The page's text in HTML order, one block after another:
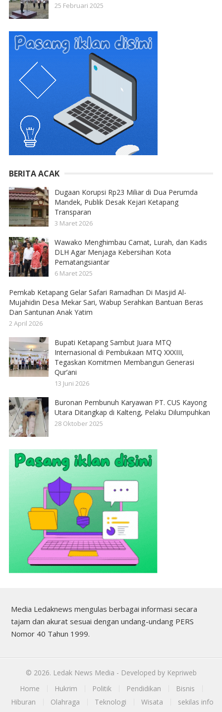
25 Februari 2025
BERITA ACAK
Dugaan Korupsi Rp23 Miliar di Dua Perumda
Mandek, Publik Desak Kejari Ketapang
Transparan
3 Maret 2026
Wawako Menghimbau Camat, Lurah, dan Kadis
DLH Agar Menjaga Kebersihan Kota
Pematangsiantar
6 Maret 2025
Pemkab Ketapang Gelar Safari Ramadhan Di Masjid Al-
Mujahidin Desa Mekar Sari, Wabup Serahkan Bantuan Beras
Dan Santunan Anak Yatim
2 April 2026
Bupati Ketapang Sambut Juara MTQ
Internasional di Pembukaan MTQ XXXIII,
Tegaskan Komitmen Membangun Generasi
Qur’ani
13 Juni 2026
Buronan Pembunuh Karyawan PT. CUS Kayong
Utara Ditangkap di Kalteng, Pelaku Dilumpuhkan
28 Oktober 2025
Media Ledaknews mengulas berbagai informasi secara
tajam dan akurat sesuai dengan undang-undang PERS
Nomor 40 Tahun 1999.
© 2026. Ledak News Media - Developed by Kepriweb
Home
Hukrim Politik Pendidikan
Bisnis
Hiburan
Olahraga Teknologi Wisata sekilas info